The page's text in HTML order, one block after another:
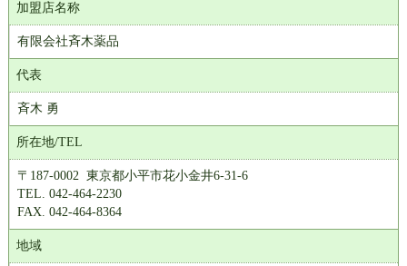
加盟店名称
有限会社斉木薬品
代表
斉木 勇
所在地/TEL
〒187-0002 東京都小平市花小金井6-31-6
TEL. 042-464-2230
FAX. 042-464-8364
地域